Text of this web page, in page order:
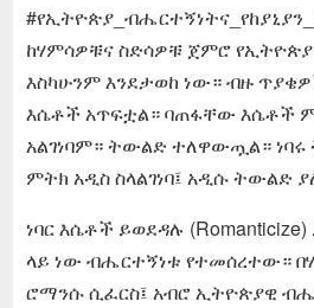
ከሃምሳዎቹና ስድሳዎቹ ጀምሮ
እስካሁንም እንደታወከ ነው። ብዙ
እሴቶች አጥፍቷል። ባጠፋቸው እሴቶች
አልገነባም። ትውልድ ተለዋውጧል።
ምትክ አዲስ ስላልገነባ፤ አዲሱ ትውልድ
ነባር እሴቶች ይወደዳሉ
ላይ ነው ብሔርተኝነቱ የተመሰረተው።
ሮማንሱ ሲፈርስ፤ አብሮ ኢትዮጵያዊ